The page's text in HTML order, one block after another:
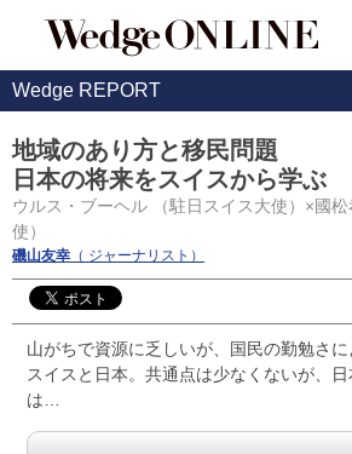
Wedge REPORT
地域のあり方と移民問題
日本の将来をスイスから学ぶ
ウルス・ブーヘル （駐日スイス大使）×國
使）
磯山友幸 （ ジャーナリスト）
山がちで資源に乏しいが、国民の勤勉さ
スイスと日本。共通点は少なくないが、
は…